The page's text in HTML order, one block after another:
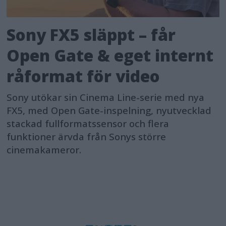
Sony FX5 släppt – får
Open Gate & eget internt
råformat för video
Sony utökar sin Cinema Line-serie med nya
FX5, med Open Gate-inspelning, nyutvecklad
stackad fullformatssensor och flera
funktioner ärvda från Sonys större
cinemakameror.